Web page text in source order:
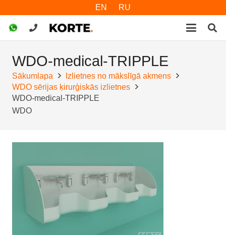
EN RU
WDO-medical-TRIPPLE
Sākumlapa
Izlietnes no mākslīgā akmens
WDO sērijas ķirurģiskās izlietnes
WDO-medical-TRIPPLE
WDO